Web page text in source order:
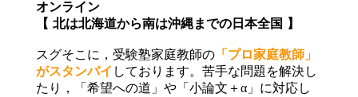
オンライン
【 北は北海道から南は沖縄までの日本全国 】
スグそこに，受験塾家庭教師の「プロ家庭教師」
がスタンバイ しております。苦手な問題を解決し
たり，「希望への道」や「小論文＋α」に対応し